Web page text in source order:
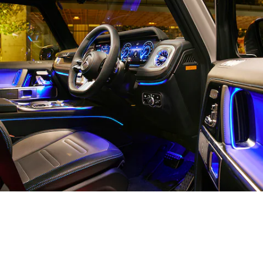
All
Cabriolet/Roadster
CLE
Cabriolet
Mercedes-
AMG SL
Roadster
Mercedes-
Maybach SL
試乗リクエ